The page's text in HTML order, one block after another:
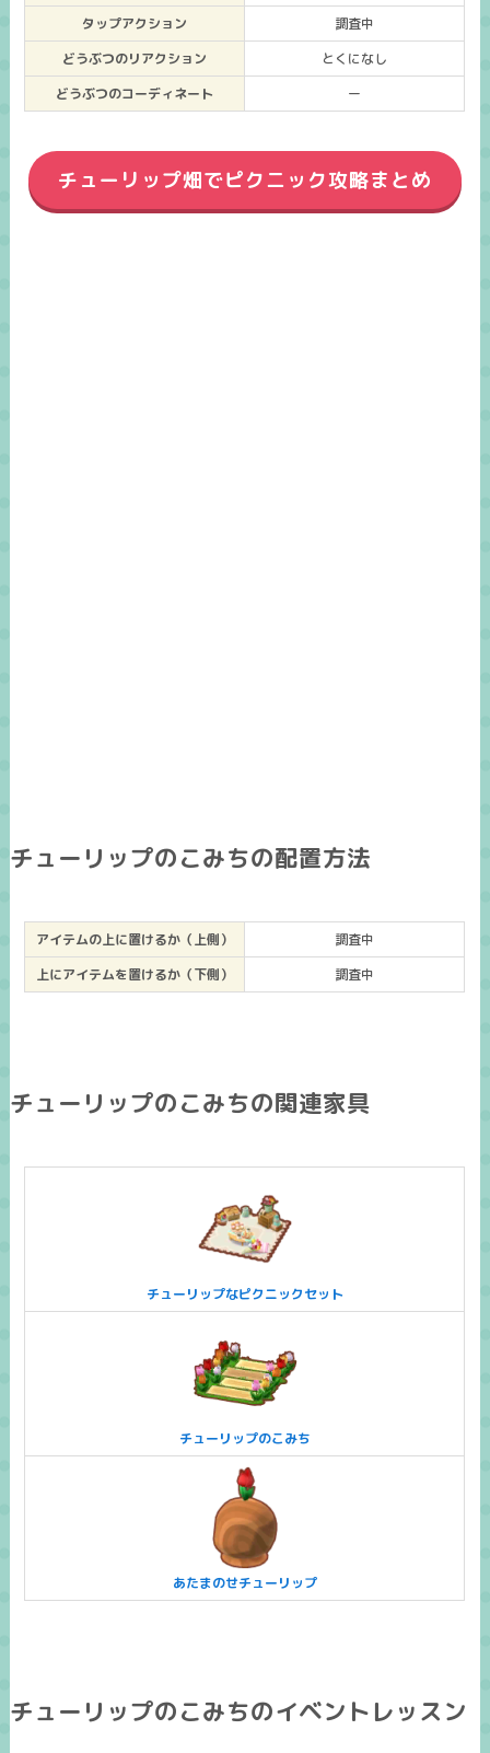
タップアクション
調査中
どうぶつのリアクション
とくになし
どうぶつのコーディネート
ー
チューリップ畑でピクニック攻略まとめ
チューリップのこみちの配置方法
アイテムの上に置けるか（上側）
調査中
上にアイテムを置けるか（下側）
調査中
チューリップのこみちの関連家具
チューリップなピクニックセット
チューリップのこみち
あたまのせチューリップ
チューリップのこみちのイベントレッスン